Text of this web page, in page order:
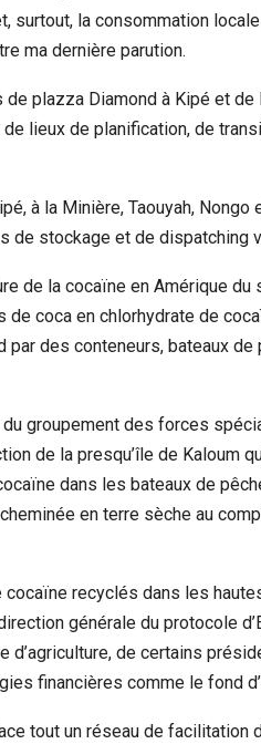
la consommation locale
ma dernière parution.
plazza Diamond à Kipé et de
lieux de planification, de
à la Minière, Taouyah, Nongo
de stockage et de dispatching
de la cocaïne en Amérique du
coca en chlorhydrate de
par des conteneurs, bateaux
du groupement des forces
de la presqu’île de Kaloum
dans les bateaux de
en terre sèche au
recyclés dans les
générale du protocole
d’agriculture, de certains
financières comme le fond
tout un réseau de facilitation